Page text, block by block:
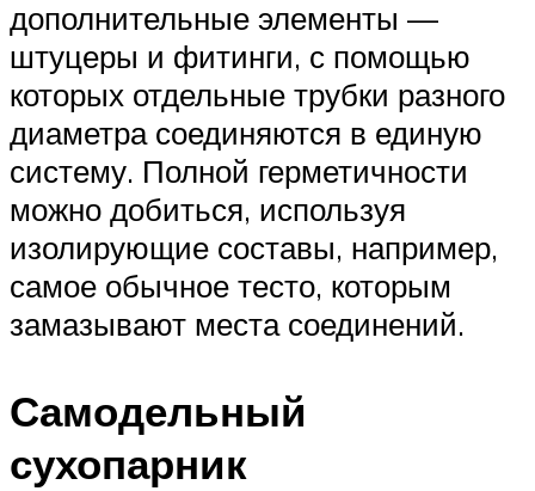
дополнительные элементы —
штуцеры и фитинги, с помощью
которых отдельные трубки разного
диаметра соединяются в единую
систему. Полной герметичности
можно добиться, используя
изолирующие составы, например,
самое обычное тесто, которым
замазывают места соединений.
Самодельный
сухопарник